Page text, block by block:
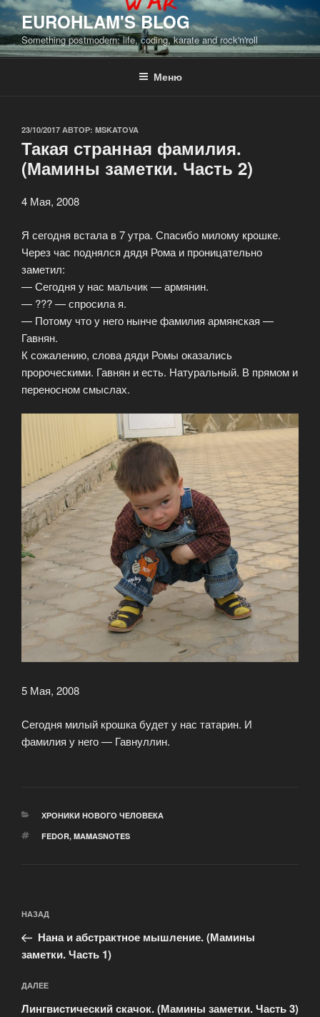
Перейти
к
содержимому
EUROHLAM'S BLOG
Something postmodern: life, coding, karate and rock'n'roll
Меню
ОПУБЛИКОВАНО
23/10/2017 АВТОР: MSKATOVA
Такая странная фамилия.
(Мамины заметки. Часть 2)
4 Мая, 2008
Я сегодня встала в 7 утра. Спасибо милому крошке.
Через час поднялся дядя Рома и проницательно
заметил:
— Сегодня у нас мальчик — армянин.
— ??? — спросила я.
— Потому что у него нынче фамилия армянская —
Гавнян.
К сожалению, слова дяди Ромы оказались
пророческими. Гавнян и есть. Натуральный. В прямом и
переносном смыслах.
5 Мая, 2008
Сегодня милый крошка будет у нас татарин. И
фамилия у него — Гавнуллин.
РУБРИКИ
ХРОНИКИ НОВОГО ЧЕЛОВЕКА
МЕТКИ
FEDOR, MAMASNOTES
по
записям
Предыдущая
запись:
НАЗАД
Нана и абстрактное мышление. (Мамины
заметки. Часть 1)
Следующая
запись
ДАЛЕЕ
Лингвистический скачок. (Мамины заметки. Часть 3)